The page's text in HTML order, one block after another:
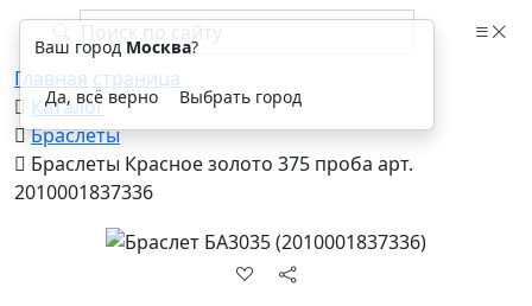
Главная страница
Каталог
Браслеты
Браслеты Красное золото 375 проба арт.
2010001837336
Ваш город Москва?
Да, всё верно Выбрать город